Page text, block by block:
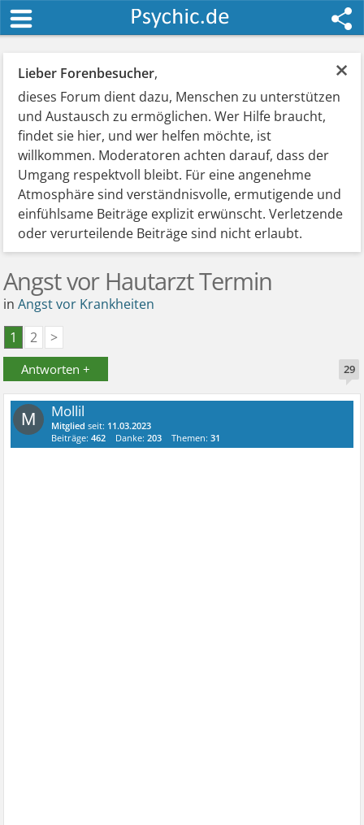
×
Lieber Forenbesucher,
dieses Forum dient dazu, Menschen zu unterstützen
und Austausch zu ermöglichen. Wer Hilfe braucht,
findet sie hier, und wer helfen möchte, ist
willkommen. Moderatoren achten darauf, dass der
Umgang respektvoll bleibt. Für eine angenehme
Atmosphäre sind verständnisvolle, ermutigende und
einfühlsame Beiträge explizit erwünscht. Verletzende
oder verurteilende Beiträge sind nicht erlaubt.
Angst vor Hautarzt Termin
inAngst vor Krankheiten
1
2 >
Antworten + 29
M Mollil
Mitglied seit: 11.03.2023
Beiträge:462 Danke:203 Themen:31